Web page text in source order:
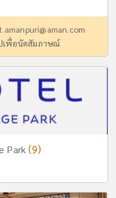
เพื่อนัดสัมภาษณ์
Park(9)